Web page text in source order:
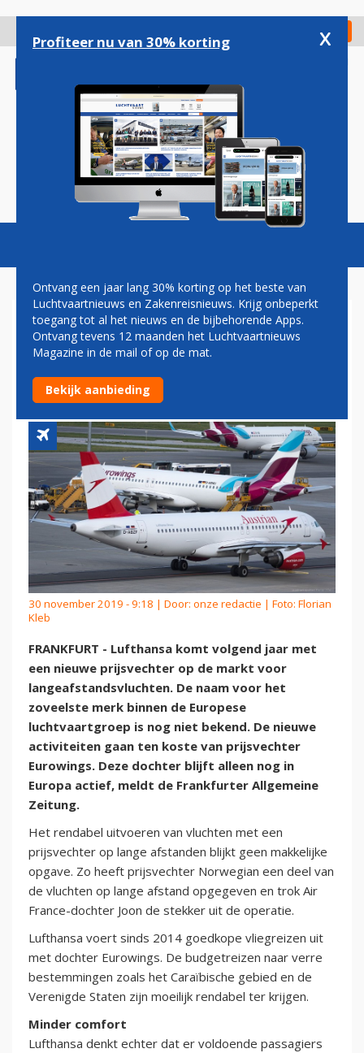
gaan
Check in
Magazine Podcasts Vacatures
NIEUWE LONGHAUL-
PRIJSVECHTER VOOR
LUFTHANSA
30 november 2019 - 9:18 | Door: onze redactie | Foto: Florian
Kleb
FRANKFURT - Lufthansa komt volgend jaar met
een nieuwe prijsvechter op de markt voor
langeafstandsvluchten. De naam voor het
zoveelste merk binnen de Europese
luchtvaartgroep is nog niet bekend. De nieuwe
activiteiten gaan ten koste van prijsvechter
Eurowings. Deze dochter blijft alleen nog in
Europa actief, meldt de Frankfurter Allgemeine
Zeitung.
Het rendabel uitvoeren van vluchten met een
prijsvechter op lange afstanden blijkt geen makkelijke
opgave. Zo heeft prijsvechter Norwegian een deel van
de vluchten op lange afstand opgegeven en trok Air
France-dochter Joon de stekker uit de operatie.
Lufthansa voert sinds 2014 goedkope vliegreizen uit
met dochter Eurowings. De budgetreizen naar verre
bestemmingen zoals het Caraïbische gebied en de
Verenigde Staten zijn moeilijk rendabel ter krijgen.
Minder comfort
Lufthansa denkt echter dat er voldoende passagiers
Profiteer nu van 30% korting x
Ontvang een jaar lang 30% korting op het beste van
Luchtvaartnieuws en Zakenreisnieuws. Krijg onbeperkt
toegang tot al het nieuws en de bijbehorende Apps.
Ontvang tevens 12 maanden het Luchtvaartnieuws
Magazine in de mail of op de mat.
Bekijk aanbieding